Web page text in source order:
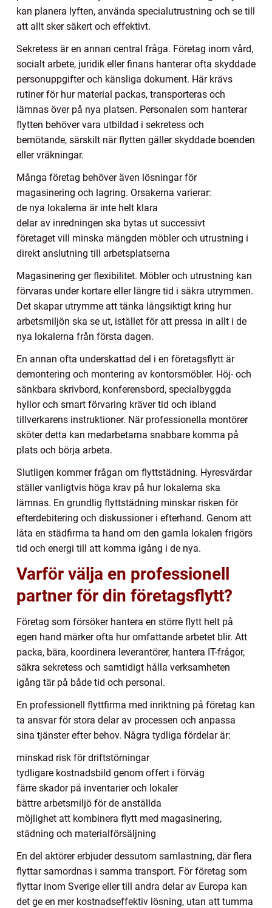
kan planera lyften, använda specialutrustning och se till
att allt sker säkert och effektivt.
Sekretess är en annan central fråga. Företag inom vård,
socialt arbete, juridik eller finans hanterar ofta skyddade
personuppgifter och känsliga dokument. Här krävs
rutiner för hur material packas, transporteras och
lämnas över på nya platsen. Personalen som hanterar
flytten behöver vara utbildad i sekretess och
bemötande, särskilt när flytten gäller skyddade boenden
eller vräkningar.
Många företag behöver även lösningar för
magasinering och lagring. Orsakerna varierar:
de nya lokalerna är inte helt klara
delar av inredningen ska bytas ut successivt
företaget vill minska mängden möbler och utrustning i
direkt anslutning till arbetsplatserna
Magasinering ger flexibilitet. Möbler och utrustning kan
förvaras under kortare eller längre tid i säkra utrymmen.
Det skapar utrymme att tänka långsiktigt kring hur
arbetsmiljön ska se ut, istället för att pressa in allt i de
nya lokalerna från första dagen.
En annan ofta underskattad del i en företagsflytt är
demontering och montering av kontorsmöbler. Höj- och
sänkbara skrivbord, konferensbord, specialbyggda
hyllor och smart förvaring kräver tid och ibland
tillverkarens instruktioner. När professionella montörer
sköter detta kan medarbetarna snabbare komma på
plats och börja arbeta.
Slutligen kommer frågan om flyttstädning. Hyresvärdar
ställer vanligtvis höga krav på hur lokalerna ska
lämnas. En grundlig flyttstädning minskar risken för
efterdebitering och diskussioner i efterhand. Genom att
låta en städfirma ta hand om den gamla lokalen frigörs
tid och energi till att komma igång i de nya.
Varför välja en professionell
partner för din företagsflytt?
Företag som försöker hantera en större flytt helt på
egen hand märker ofta hur omfattande arbetet blir. Att
packa, bära, koordinera leverantörer, hantera IT-frågor,
säkra sekretess och samtidigt hålla verksamheten
igång tär på både tid och personal.
En professionell flyttfirma med inriktning på företag kan
ta ansvar för stora delar av processen och anpassa
sina tjänster efter behov. Några tydliga fördelar är:
minskad risk för driftstörningar
tydligare kostnadsbild genom offert i förväg
färre skador på inventarier och lokaler
bättre arbetsmiljö för de anställda
möjlighet att kombinera flytt med magasinering,
städning och materialförsäljning
En del aktörer erbjuder dessutom samlastning, där flera
flyttar samordnas i samma transport. För företag som
flyttar inom Sverige eller till andra delar av Europa kan
det ge en mer kostnadseffektiv lösning, utan att tumma